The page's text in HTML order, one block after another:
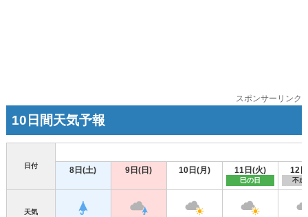
スポンサーリンク
10日間天気予報
日付 8日(土) 9日(日) 10日(月) 11日(火)
巳の日
12
不成
天気